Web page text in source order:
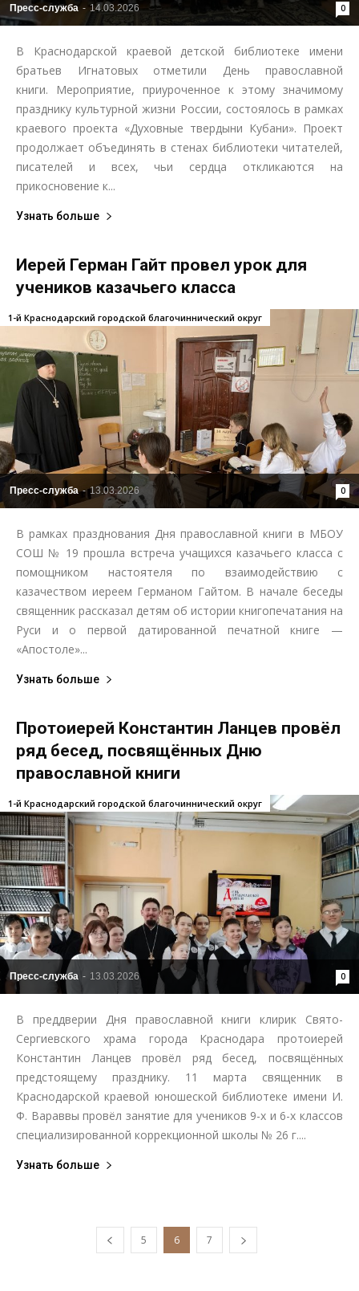
Пресс-служба - 14.03.2026 0
В Краснодарской краевой детской библиотеке имени
братьев Игнатовых отметили День православной
книги. Мероприятие, приуроченное к этому значимому
празднику культурной жизни России, состоялось в рамках
краевого проекта «Духовные твердыни Кубани». Проект
продолжает объединять в стенах библиотеки читателей,
писателей и всех, чьи сердца откликаются на
прикосновение к...
Узнать больше
Иерей Герман Гайт провел урок для
учеников казачьего класса
Пресс-служба - 13.03.2026 0
1-й Краснодарский городской благочиннический округ
В рамках празднования Дня православной книги в МБОУ
СОШ № 19 прошла встреча учащихся казачьего класса с
помощником настоятеля по взаимодействию с
казачеством иереем Германом Гайтом. В начале беседы
священник рассказал детям об истории книгопечатания на
Руси и о первой датированной печатной книге —
«Апостоле»...
Узнать больше
Протоиерей Константин Ланцев провёл
ряд бесед, посвящённых Дню
православной книги
Пресс-служба - 13.03.2026 0
1-й Краснодарский городской благочиннический округ
В преддверии Дня православной книги клирик Свято-
Сергиевского храма города Краснодара протоиерей
Константин Ланцев провёл ряд бесед, посвящённых
предстоящему празднику. 11 марта священник в
Краснодарской краевой юношеской библиотеке имени И.
Ф. Вараввы провёл занятие для учеников 9-х и 6-х классов
специализированной коррекционной школы № 26 г....
Узнать больше
5 6 7